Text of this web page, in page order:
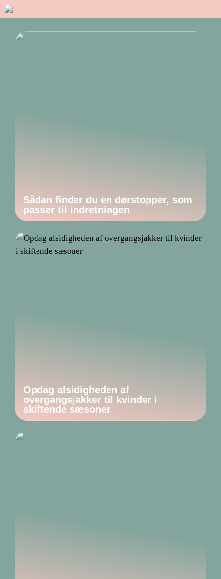
Sådan finder du en dørstopper, som
passer til indretningen
Opdag alsidigheden af
overgangsjakker til kvinder i
skiftende sæsoner